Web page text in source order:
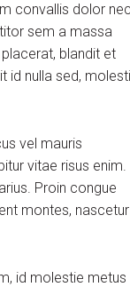
convallis dolor nec
sem a massa
blandit et
id nulla sed,
vel mauris
vitae risus enim.
Proin congue
montes, nascetur
id molestie metus